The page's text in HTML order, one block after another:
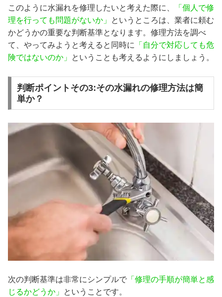
このように水漏れを修理したいと考えた際に、
「個人で修
理を行っても問題がないか」
というところは、業者に頼む
かどうかの重要な判断基準となります。修理方法を調べ
て、やってみようと考えると同時に
「自分で対応しても危
険ではないのか」
ということも考えるようにしましょう。
判断ポイントその3:その水漏れの修理方法は簡
単か？
次の判断基準は非常にシンプルで 「修理の手順が簡単と感
じるかどうか」
ということです。